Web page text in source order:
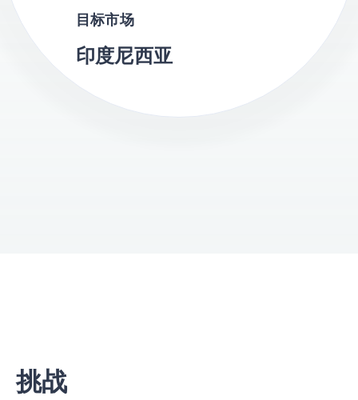
目标市场
印度尼西亚
挑战